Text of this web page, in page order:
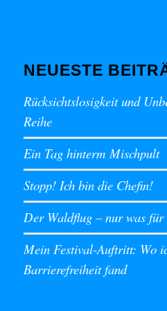
NEUESTE
Rücksichtslosigkeit und
Reihe
Ein Tag hinterm Mischpult
Stopp! Ich bin die Chefin!
Der Waldflug – nur was für
Mein Festival-Auftritt: Wo
Barrierefreiheit fand